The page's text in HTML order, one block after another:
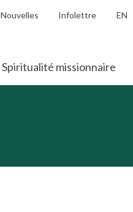
Nouvelles Infolettre EN
Spiritualité missionnaire